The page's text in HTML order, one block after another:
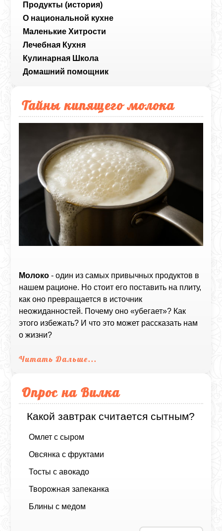
Продукты (история)
О национальной кухне
Маленькие Хитрости
Лечебная Кухня
Кулинарная Школа
Домашний помощник
Тайны кипящего молока
Молоко - один из самых привычных продуктов в
нашем рационе. Но стоит его поставить на плиту,
как оно превращается в источник
неожиданностей. Почему оно «убегает»? Как
этого избежать? И что это может рассказать нам
о жизни?
Читать Дальше...
Опрос на Вилка
Какой завтрак считается сытным?
Омлет с сыром
Овсянка с фруктами
Тосты с авокадо
Творожная запеканка
Блины с медом